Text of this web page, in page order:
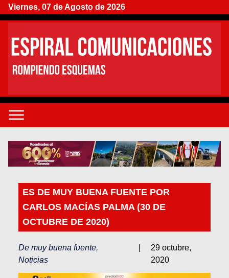
Viernes, 07 de Agosto de 2026
ES DE MUY BUENA FUENTE POR
CARLOS MACÍAS PALMA (30 DE
OCTUBRE DE 2020)
De muy buena fuente,
Noticias
29 octubre,
2020